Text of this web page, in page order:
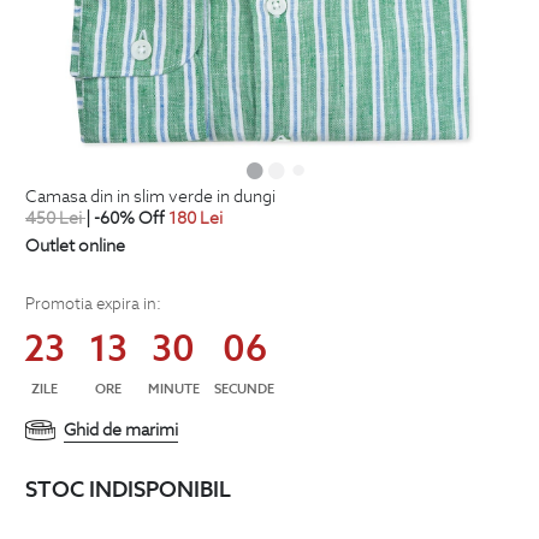
camasa din in slim verde in dungi
450Lei| -60% Off 180 Lei
Outlet online
Promotia expira in:
23
ZILE
13
ORE
30
MINUTE
05
SECUNDE
Ghid de marimi
STOC INDISPONIBIL